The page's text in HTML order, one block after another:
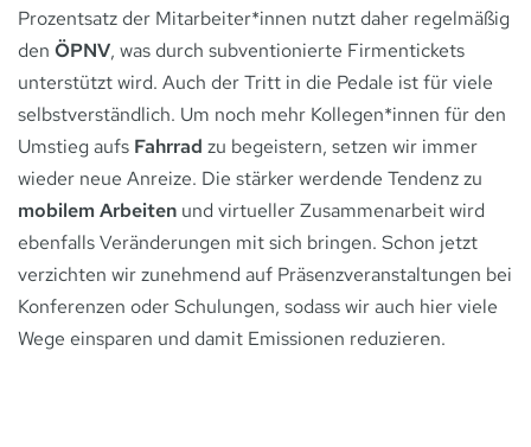
Prozentsatz der Mitarbeiter*innen nutzt daher regelmäßig
den ÖPNV, was durch subventionierte Firmentickets
unterstützt wird. Auch der Tritt in die Pedale ist für viele
selbstverständlich. Um noch mehr Kollegen*innen für den
Umstieg aufs Fahrrad zu begeistern, setzen wir immer
wieder neue Anreize. Die stärker werdende Tendenz zu
mobilem Arbeiten und virtueller Zusammenarbeit wird
ebenfalls Veränderungen mit sich bringen. Schon jetzt
verzichten wir zunehmend auf Präsenzveranstaltungen bei
Konferenzen oder Schulungen, sodass wir auch hier viele
Wege einsparen und damit Emissionen reduzieren.